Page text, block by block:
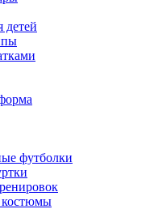
детей
футболки